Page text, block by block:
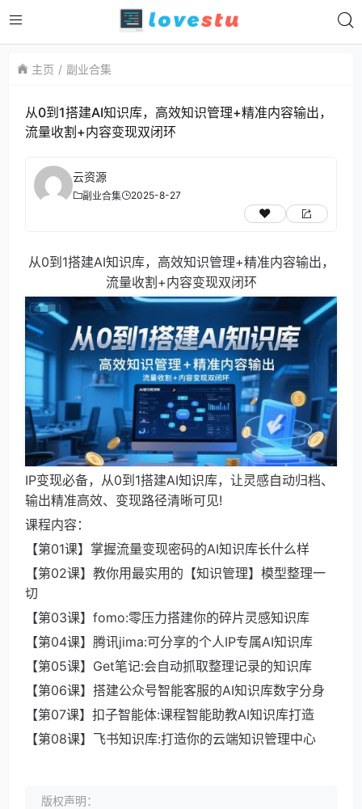
主页 副业合集
从0到1搭建AI知识库，高效知识管理+精准内容输出，
流量收割+内容变现双闭环
云资源
副业合集 2025-8-27
从0到1搭建AI知识库，高效知识管理+精准内容输出，
流量收割+内容变现双闭环
IP变现必备，从0到1搭建AI知识库，让灵感自动归档、
输出精准高效、变现路径清晰可见!
课程内容：
【第01课】掌握流量变现密码的AI知识库长什么样
【第02课】教你用最实用的【知识管理】模型整理一
切
【第03课】fomo:零压力搭建你的碎片灵感知识库
【第04课】腾讯jima:可分享的个人IP专属AI知识库
【第05课】Get笔记:会自动抓取整理记录的知识库
【第06课】搭建公众号智能客服的AI知识库数字分身
【第07课】扣子智能体:课程智能助教AI知识库打造
【第08课】飞书知识库:打造你的云端知识管理中心
版权声明：